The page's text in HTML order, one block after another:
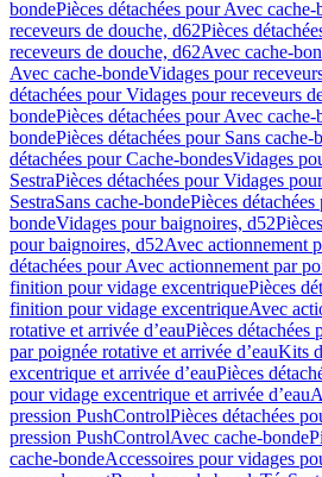
bondePièces détachées pour Avec cache-
receveurs de douche, d62Pièces
receveurs de douche, d62Avec cache-
Avec cache-bondeVidages pour
détachées pour Vidages pour receveurs
bondePièces détachées pour Avec cache-
bondePièces détachées pour Sans cache-
détachées pour Cache-bondesVidages
SestraPièces détachées pour Vidages
SestraSans cache-bondePièces
bondeVidages pour baignoires, d52
pour baignoires, d52Avec actionnement
détachées pour Avec actionnement par
finition pour vidage excentriquePièces
finition pour vidage excentriqueAvec
rotative et arrivée d’eauPièces détachées
par poignée rotative et arrivée d’eauKits
excentrique et arrivée d’eauPièces
pour vidage excentrique et arrivée d’eau
pression PushControlPièces détachées
pression PushControlAvec cache-bonde
cache-bondeAccessoires pour vidages